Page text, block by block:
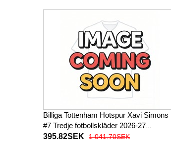
Billiga Tottenham Hotspur Xavi Simons
#7 Tredje fotbollskläder 2026-27
Kortärmad
395.82SEK 1 041.70SEK